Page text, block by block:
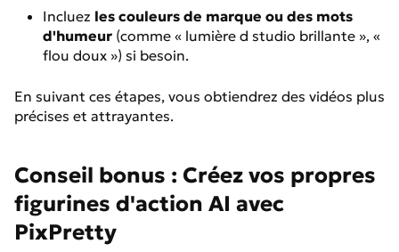
Incluez les couleurs de marque ou des mots
d'humeur (comme « lumière d studio brillante », «
flou doux ») si besoin.
En suivant ces étapes, vous obtiendrez des vidéos plus
précises et attrayantes.
Conseil bonus : Créez vos propres
figurines d'action AI avec
PixPretty